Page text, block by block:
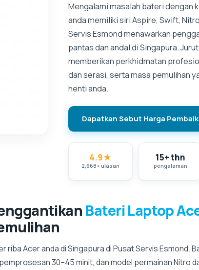
Mengalami masalah bateri dengan
anda memiliki siri Aspire, Swift,
Servis Esmond menawarkan
pantas dan andal di Singapura.
memberikan perkhidmatan
dan serasi, serta masa pemulihan
henti anda.
Dapatkan Sebut Harga
4.9★
2,668+ulasan
15+ thn
pengalaman
Bateri Laptop
Acer anda di Singapura di Pusat Servis Esmond.
30–45 minit, dan model permainan Nitro